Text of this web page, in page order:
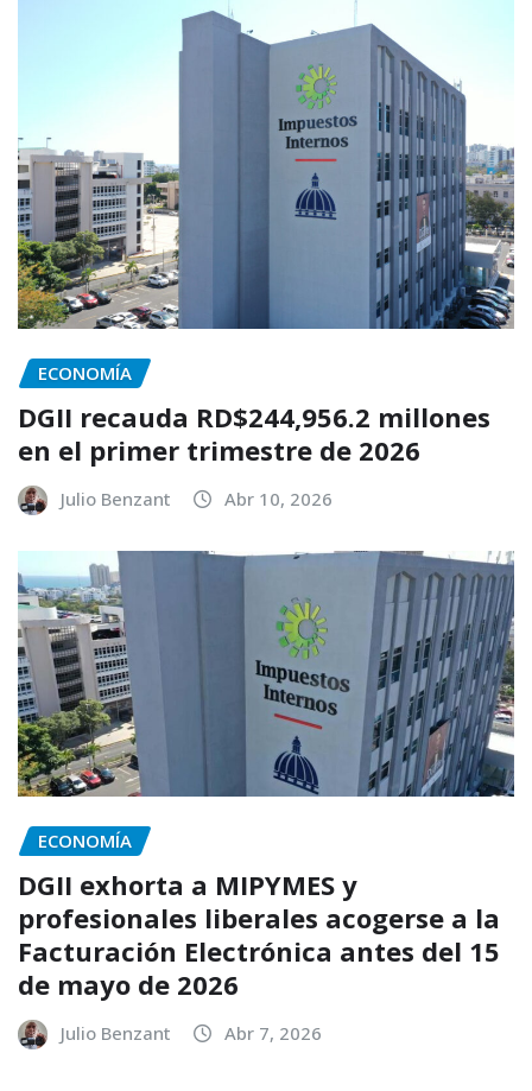
ECONOMÍA
DGII recauda RD$244,956.2 millones
en el primer trimestre de 2026
Julio Benzant Abr 10, 2026
ECONOMÍA
DGII exhorta a MIPYMES y
profesionales liberales acogerse a la
Facturación Electrónica antes del 15
de mayo de 2026
Julio Benzant Abr 7, 2026